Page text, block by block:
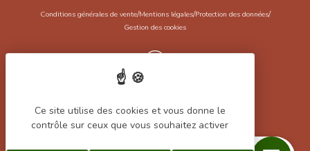
Conditions générales de vente/Mentions légales/Protection des données/
Gestion des cookies
Réalisation Koredge
Ce site utilise des cookies et vous donne le
contrôle sur ceux que vous souhaitez activer